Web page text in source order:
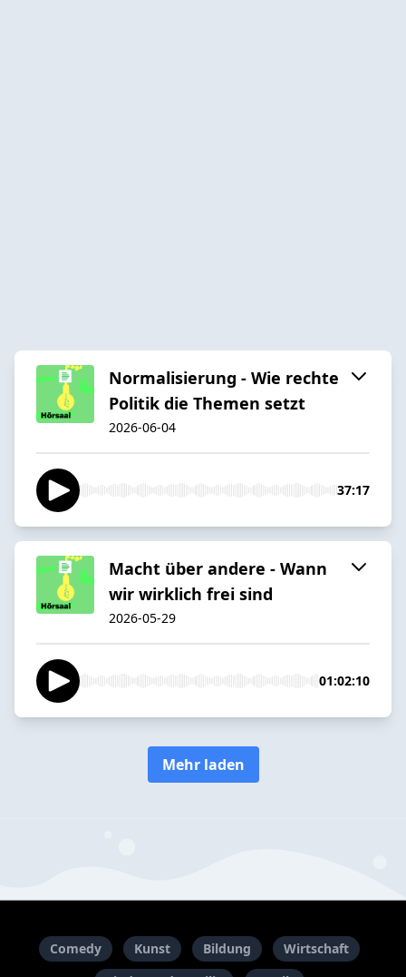
Normalisierung - Wie rechte
Politik die Themen setzt
2026-06-04
37:17
Macht über andere - Wann
wir wirklich frei sind
2026-05-29
01:02:10
Mehr laden
Comedy Kunst Bildung
Wirtschaft